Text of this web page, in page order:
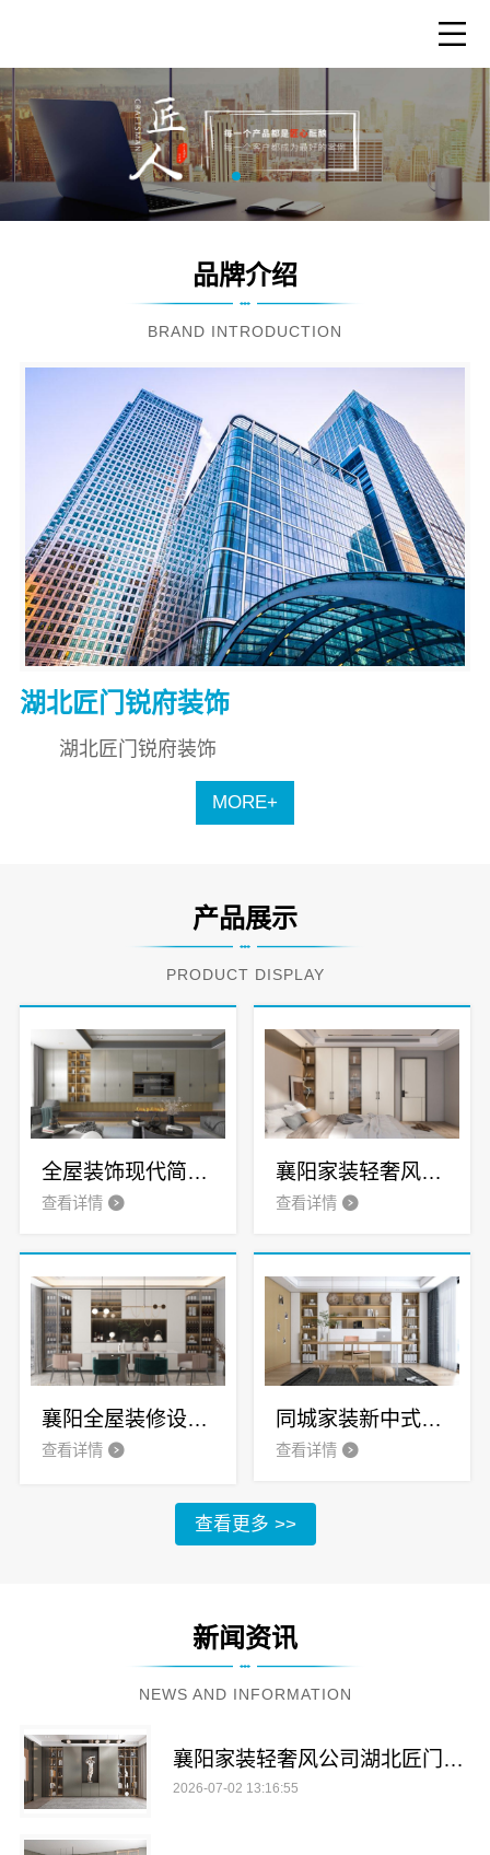
品牌介绍
BRAND INTRODUCTION
湖北匠门锐府装饰
湖北匠门锐府装饰
MORE+
产品展示
PRODUCT DISPLAY
全屋装饰现代简约多少钱-湖北匠门锐府装饰材料有限公司
查看详情
襄阳家装轻奢风公司-湖北匠门锐府装饰材料有限公司
查看详情
襄阳全屋装修设计匠门锐府一站式服务
查看详情
同城家装新中式施工匠门锐府
查看详情
查看更多 >>
新闻资讯
NEWS AND INFORMATION
襄阳家装轻奢风公司湖北匠门锐府装饰材料有限公司
2026-07-02 13:16:55